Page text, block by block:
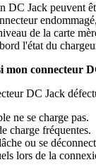
DC Jack peuvent
de la carte
l'état du
mon connecteur
DC Jack
ne se charge pas.
charge fréquentes.
ou se
lors de la